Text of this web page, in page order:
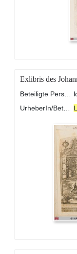
Exlibris des